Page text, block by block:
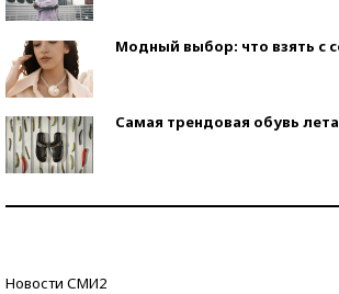
Модный выбор: что взять с
Самая трендовая обувь лета
Новости СМИ2